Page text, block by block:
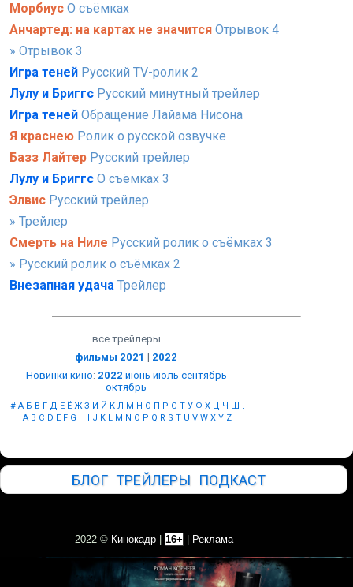
Морбиус О съёмках
Анчартед: на картах не значится Отрывок 4
» Отрывок 3
Игра теней Русский TV-ролик 2
Лулу и Бриггс Русский минутный трейлер
Игра теней Обращение Лайама Нисона
Я краснею Ролик о русской озвучке
Базз Лайтер Русский трейлер
Лулу и Бриггс О съёмках 3
Элвис Русский трейлер
» Трейлер
Смерть на Ниле Русский ролик о съёмках 3
» Русский ролик о съёмках 2
Внезапная удача Трейлер
все трейлеры
фильмы 2021 | 2022
Новинки кино: 2022 июнь июль сентябрь
октябрь
# А Б В Г Д Е Ё Ж З И Й К Л М Н О П Р С Т У Ф Х Ц Ч Ш Щ
A B C D E F G H I J K L M N O P Q R S T U V W X Y Z
БЛОГ ТРЕЙЛЕРЫ ПОДКАСТ
2022 © Кинокадр 16+ Реклама